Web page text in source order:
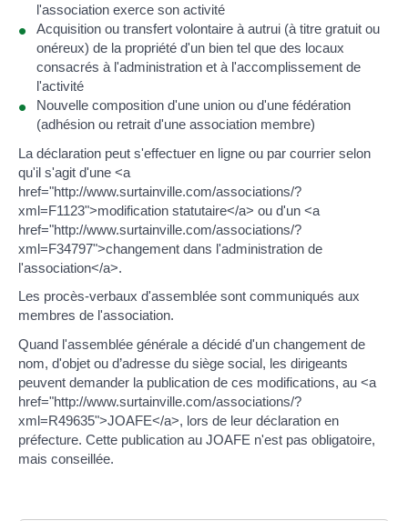
l'association exerce son activité
Acquisition ou transfert volontaire à autrui (à titre gratuit ou
onéreux) de la propriété d'un bien tel que des locaux
consacrés à l'administration et à l'accomplissement de
l'activité
Nouvelle composition d'une union ou d'une fédération
(adhésion ou retrait d'une association membre)
La déclaration peut s'effectuer en ligne ou par courrier selon
qu'il s'agit d'une <a
href="http://www.surtainville.com/associations/?
xml=F1123">modification statutaire</a> ou d'un <a
href="http://www.surtainville.com/associations/?
xml=F34797">changement dans l'administration de
l'association</a>.
Les procès-verbaux d'assemblée sont communiqués aux
membres de l'association.
Quand l'assemblée générale a décidé d'un changement de
nom, d'objet ou d’adresse du siège social, les dirigeants
peuvent demander la publication de ces modifications, au <a
href="http://www.surtainville.com/associations/?
xml=R49635">JOAFE</a>, lors de leur déclaration en
préfecture. Cette publication au JOAFE n'est pas obligatoire,
mais conseillée.